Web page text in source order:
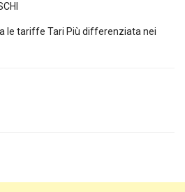
le tariffe Tari Più differenziata nei